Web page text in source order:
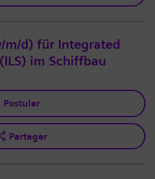
m/d) für Integrated
im Schiffbau
Postuler
Partager